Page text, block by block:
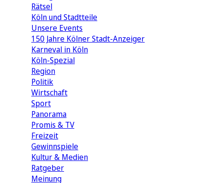
Rätsel
Köln und Stadtteile
Unsere Events
150 Jahre Kölner Stadt-Anzeiger
Karneval in Köln
Köln-Spezial
Region
Politik
Wirtschaft
Sport
Panorama
Promis & TV
Freizeit
Gewinnspiele
Kultur & Medien
Ratgeber
Meinung